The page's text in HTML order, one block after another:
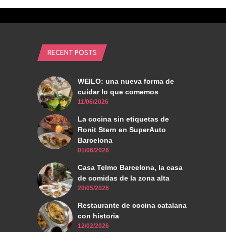
RECENT POSTS
WEILO: una nueva forma de
cuidar lo que comemos
11/06/2026
La cocina sin etiquetas de
Ronit Stern en SuperAuto
Barcelona
01/06/2026
Casa Telmo Barcelona, la casa
de comidas de la zona alta
20/05/2026
Restaurante de cocina catalana
con historia
12/02/2026